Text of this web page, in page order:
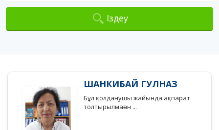
Іздеу
ШАНКИБАЙ ГУЛНАЗ
Бұл қолданушы жайында ақпарат
толтырылмаған ...